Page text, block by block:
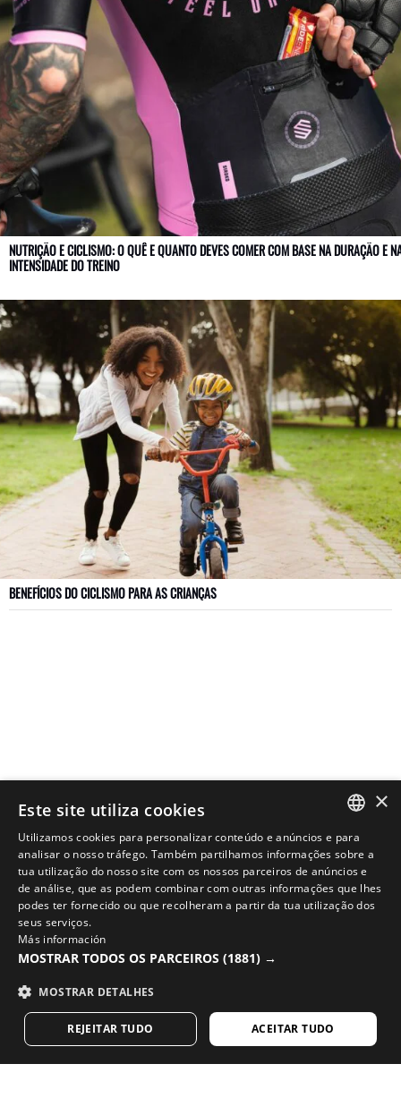
COMPLETE O SEU VISUAL COM O MELHOR EQUIPAMENTO
VISITE A NOSSA LOJA
NUTRIÇÃO E CICLISMO: O QUÊ E QUANTO DEVES COMER COM BASE NA DURAÇÃO E
INTENSIDADE DO TREINO
BENEFÍCIOS DO CICLISMO PARA AS CRIANÇAS
SPANISH
ENGLISH
×
Este site utiliza cookies
Utilizamos cookies para personalizar conteúdo e anúncios e para
analisar o nosso tráfego. Também partilhamos informações sobre a
tua utilização do nosso site com os nossos parceiros de anúncios e
de análise, que as podem combinar com outras informações que lhes
podes ter fornecido ou que recolheram a partir da tua utilização dos
seus serviços.
Más información
MOSTRAR TODOS OS PARCEIROS (1881) →
MOSTRAR DETALHES
ACEITAR TUDO
REJEITAR TUDO